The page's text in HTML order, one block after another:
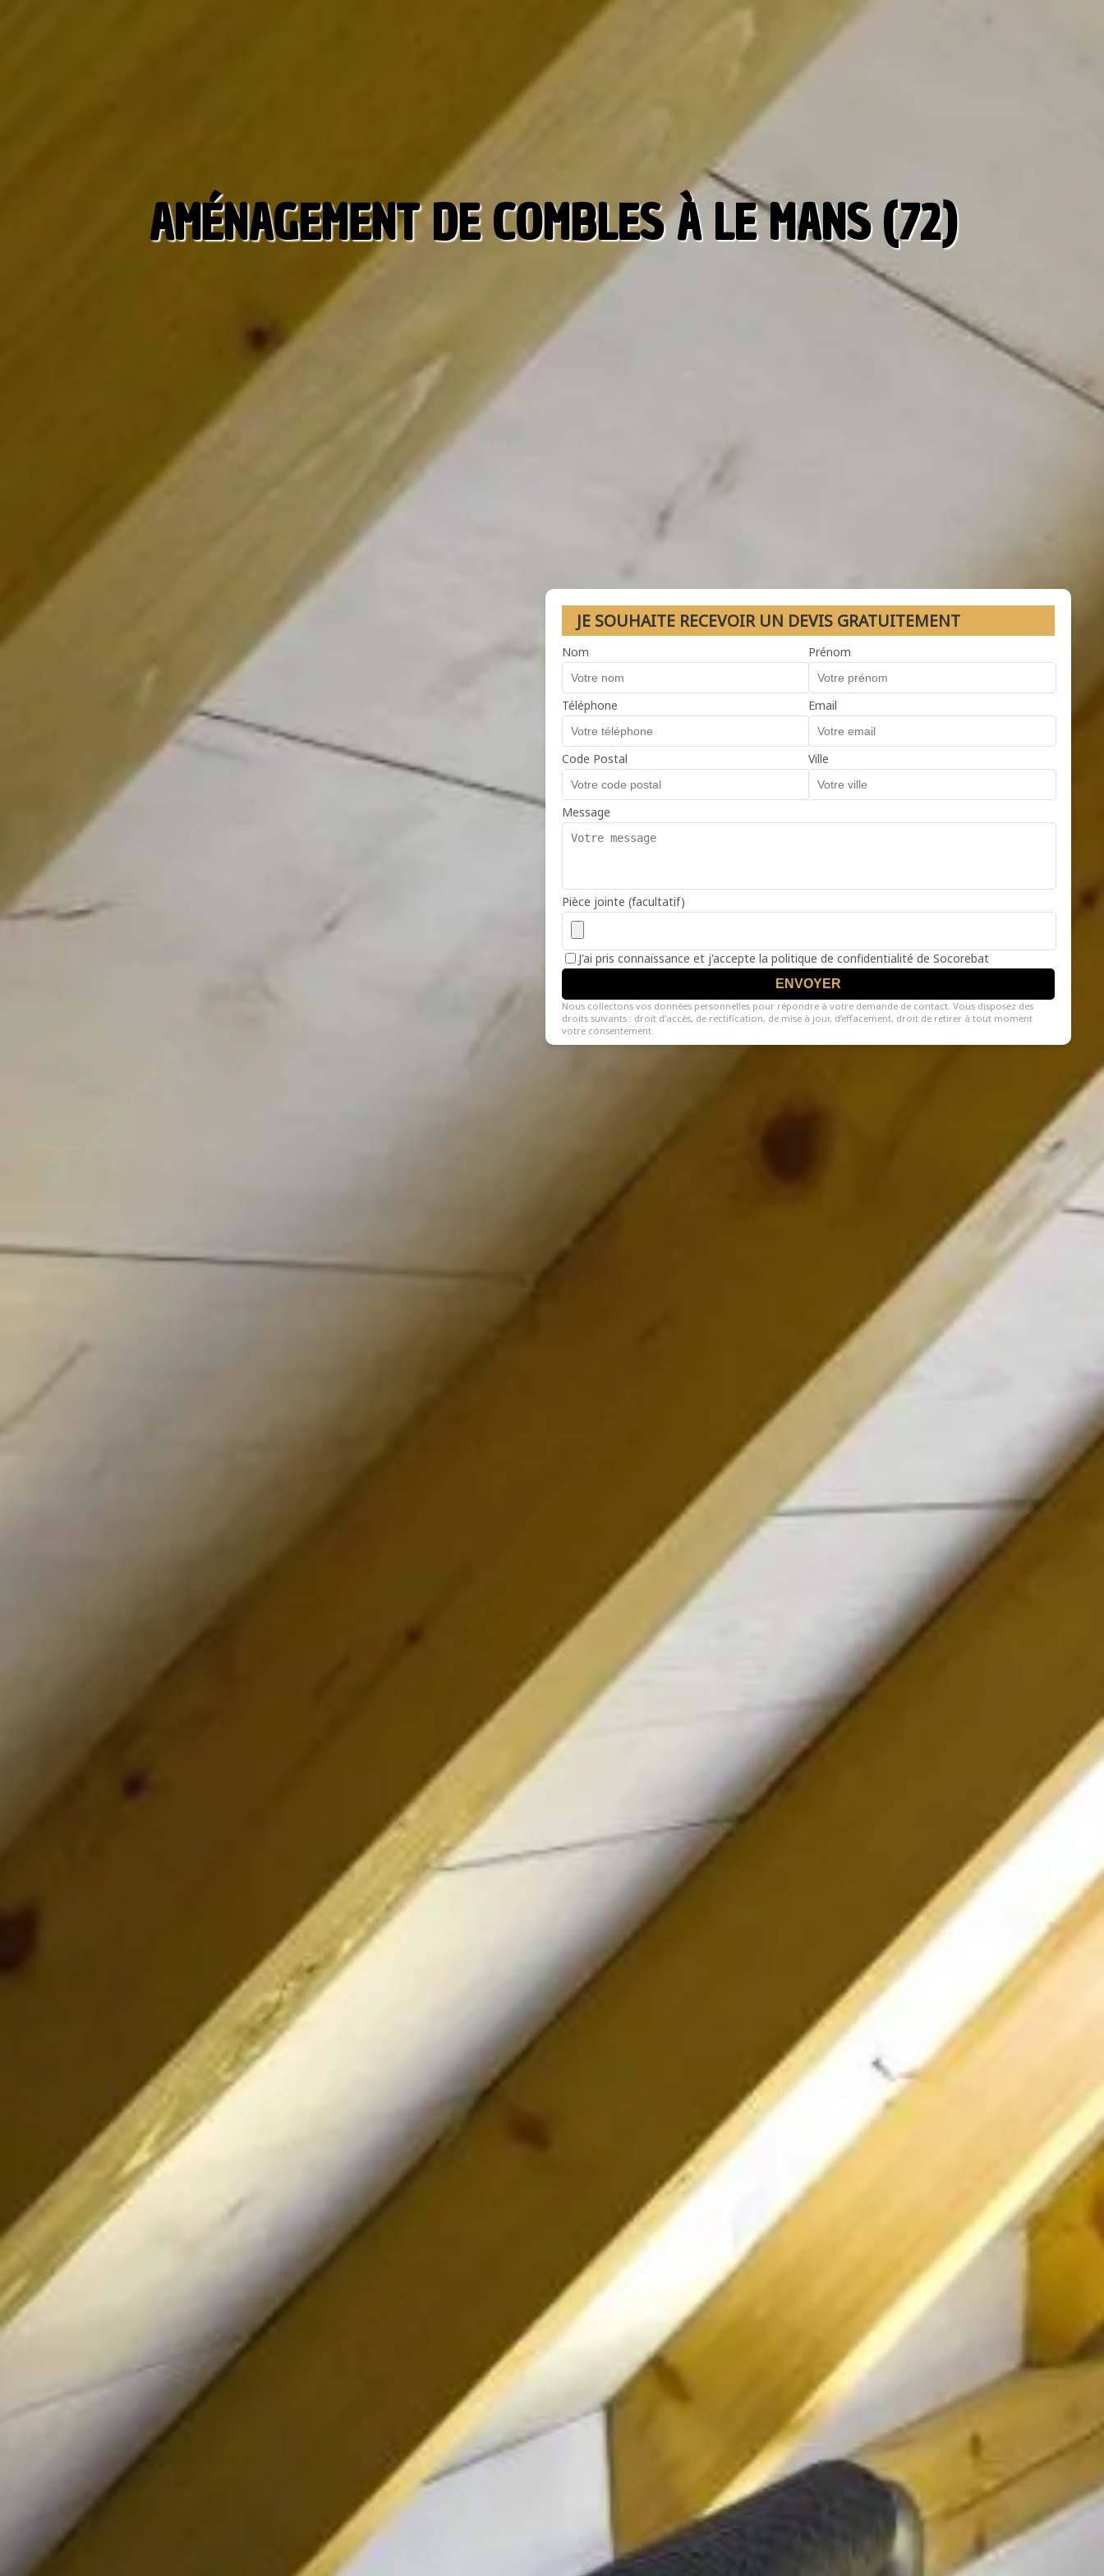
AMÉNAGEMENT DE COMBLES À LE MANS (72)
JE SOUHAITE RECEVOIR UN DEVIS GRATUITEMENT
Nom Prénom
Téléphone Email
Code Postal Ville
Message
Pièce jointe (facultatif)
J'ai pris connaissance et j'accepte la politique de confidentialité de Socorebat
ENVOYER
Nous collectons vos données personnelles pour répondre à votre demande de contact. Vous disposez des
droits suivants : droit d’accès, de rectification, de mise à jour, d’effacement, droit de retirer à tout moment
votre consentement.